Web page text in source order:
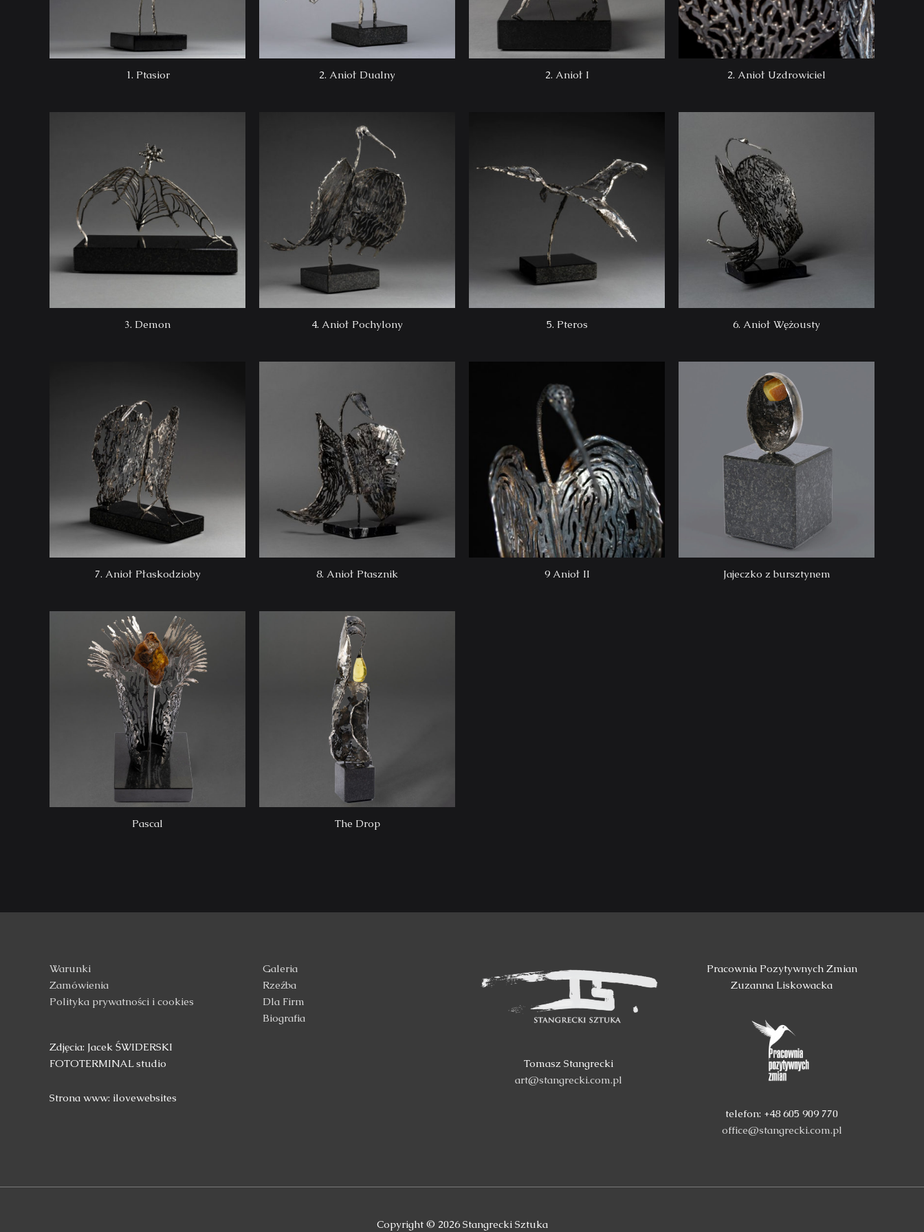
1. Ptasior 2. Anioł Dualny 2. Anioł I 2. Anioł Uzdrowiciel
3. Demon 4. Anioł Pochylony 5. Pteros 6. Anioł Wężousty
7. Anioł Płaskodzioby 8. Anioł Ptasznik 9 Anioł II Jajeczko z bursztynem
Pascal The Drop
Warunki
Zamówienia
Polityka prywatności i cookies
Zdjęcia: Jacek ŚWIDERSKI
FOTOTERMINAL studio
Strona www: ilovewebsites
Galeria
Rzeźba
Dla Firm
Biografia
Tomasz Stangrecki
art@stangrecki.com.pl
Pracownia Pozytywnych Zmian
Zuzanna Liskowacka
telefon: +48 605 909 770
office@stangrecki.com.pl
Copyright © 2026 Stangrecki Sztuka